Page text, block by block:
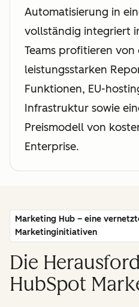
Automatisierung in
vollständig integriert
Teams profitieren
leistungsstarken
Funktionen, EU-
Infrastruktur sowie
Preismodell von
Enterprise.
Marketing Hub – eine
Marketinginitiativen
Die
HubSpot